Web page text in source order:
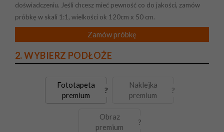
doświadczeniu. Jeśli chcesz mieć pewność co do jakości, zamów
próbkę w skali 1:1, wielkości ok 120cm x 50 cm.
Zamów próbkę
2. WYBIERZ PODŁOŻE
Fototapeta
premium
?
Naklejka
premium
?
Obraz
premium
?